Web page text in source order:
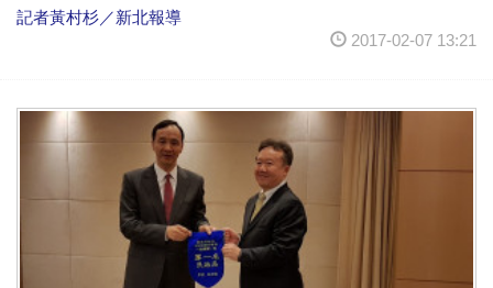
記者黃村杉／新北報導
2017-02-07 13:21